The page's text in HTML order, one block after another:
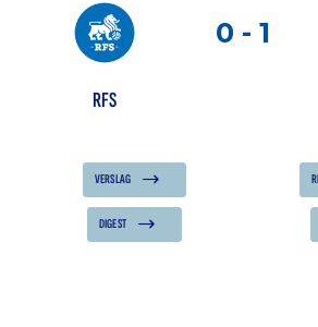
0 - 1
RFS
VERSLAG
DIGEST